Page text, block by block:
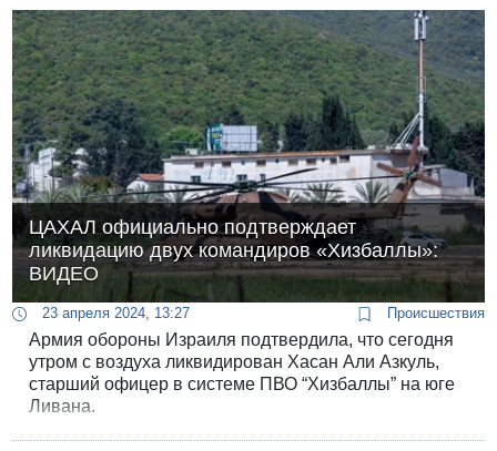
Х гневное обращение к главному администратору
Колумбийского университета.
ЦАХАЛ официально подтверждает
ликвидацию двух командиров «Хизбаллы»:
ВИДЕО
23 апреля 2024, 13:27 Происшествия
Армия обороны Израиля подтвердила, что сегодня
утром с воздуха ликвидирован Хасан Али Азкуль,
старший офицер в системе ПВО “Хизбаллы” на юге
Ливана.